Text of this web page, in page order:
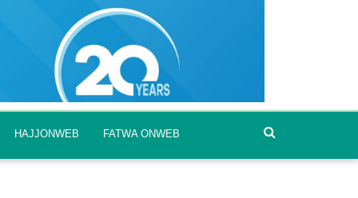
HAJJONWEB FATWA ONWEB